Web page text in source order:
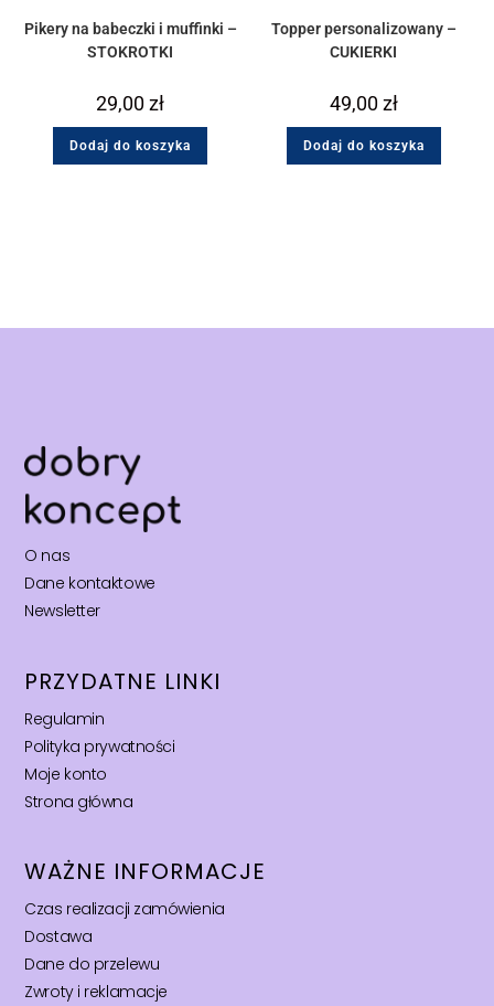
Pikery na babeczki i muffinki –
STOKROTKI
29,00zł
Dodaj do koszyka
Topper personalizowany –
CUKIERKI
49,00zł
Dodaj do koszyka
O nas
Dane kontaktowe
Newsletter
PRZYDATNE LINKI
Regulamin
Polityka prywatności
Moje konto
Strona główna
WAŻNE INFORMACJE
Czas realizacji zamówienia
Dostawa
Dane do przelewu
Zwroty i reklamacje